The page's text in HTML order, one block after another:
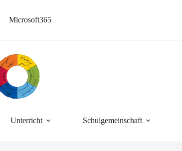
Microsoft365
Unterricht Schulgemeinschaft